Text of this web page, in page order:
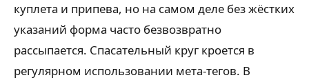
куплета и припева, но на самом деле без жёстких
указаний форма часто безвозвратно
рассыпается. Спасательный круг кроется в
регулярном использовании мета-тегов. В